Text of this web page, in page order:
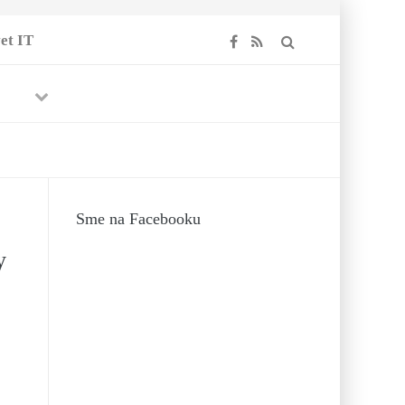
IT
Previous
Next
Sme na Facebooku